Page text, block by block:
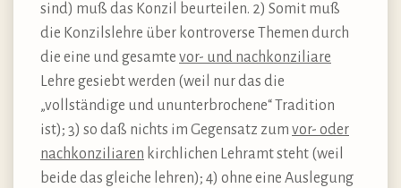
sind) muß das Konzil beurteilen. 2) Somit muß
die Konzilslehre über kontroverse Themen durch
die eine und gesamte vor- und nachkonziliare
Lehre gesiebt werden (weil nur das die
„vollständige und ununterbrochene“ Tradition
ist); 3) so daß nichts im Gegensatz zum vor- oder
nachkonziliaren kirchlichen Lehramt steht (weil
beide das gleiche lehren); 4) ohne eine Auslegung